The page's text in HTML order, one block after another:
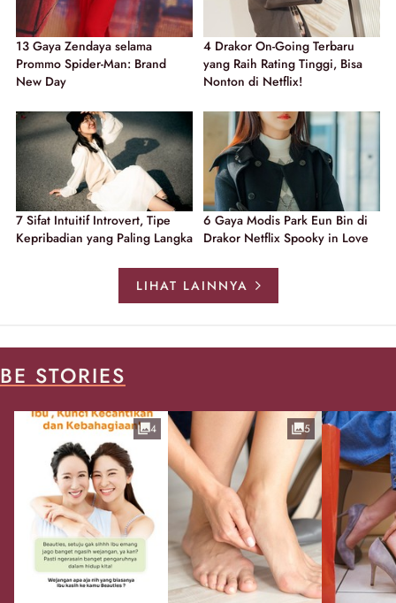
13 Gaya Zendaya selama
Prommo Spider-Man: Brand
New Day
4 Drakor On-Going Terbaru
yang Raih Rating Tinggi, Bisa
Nonton di Netflix!
7 Sifat Intuitif Introvert, Tipe
Kepribadian yang Paling Langka
6 Gaya Modis Park Eun Bin di
Drakor Netflix Spooky in Love
LIHAT LAINNYA
BE STORIES
4 5